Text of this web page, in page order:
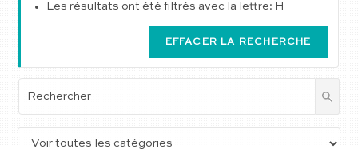
Les résultats ont été filtrés avec la lettre: H
EFFACER LA RECHERCHE